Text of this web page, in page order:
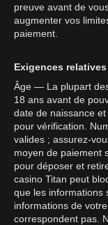
preuve avant de
augmenter vos
paiement.
Exigences
Âge — La plupart
18 ans avant de
date de naissance
pour vérification.
valides ; assurez-
moyen de paiement
pour déposer et
casino Titan peut
que les informations
informations de
correspondent pas.